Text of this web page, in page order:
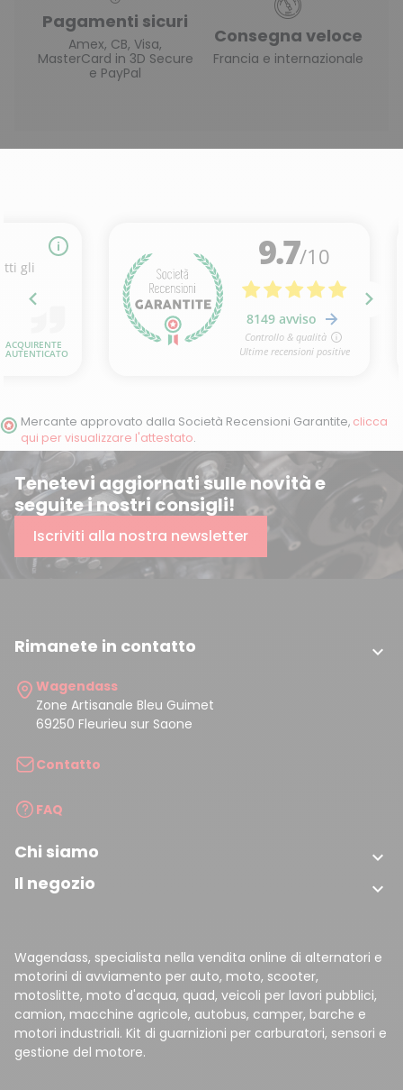
Pagamenti sicuri
Amex, CB, Visa,
MasterCard in 3D Secure
e PayPal
Consegna veloce
Francia e internazionale
Mercante approvato dalla Società Recensioni Garantite, clicca
qui per visualizzare l'attestato.
Tenetevi aggiornati sulle novità e
seguite i nostri consigli!
Iscriviti alla nostra newsletter
Rimanete in contatto 
Wagendass
Zone Artisanale Bleu Guimet
69250 Fleurieu sur Saone
Contatto
FAQ
Chi siamo 
Il negozio 
Wagendass, specialista nella vendita online di alternatori e
motorini di avviamento per auto, moto, scooter,
motoslitte, moto d'acqua, quad, veicoli per lavori pubblici,
camion, macchine agricole, autobus, camper, barche e
motori industriali. Kit di guarnizioni per carburatori, sensori e
gestione del motore.